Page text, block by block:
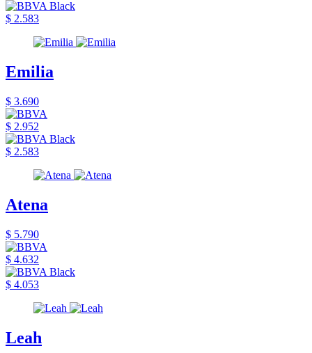
$ 2.583
Emilia
$ 3.690
$ 2.952
$ 2.583
Atena
$ 5.790
$ 4.632
$ 4.053
Leah